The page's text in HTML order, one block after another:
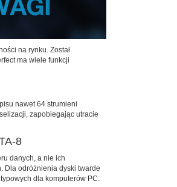
na rynku. Został
ma wiele funkcji
nawet 64 strumieni
zapobiegając utracie
8
danych, a nie ich
Dla odróżnienia dyski twarde
dla komputerów PC.